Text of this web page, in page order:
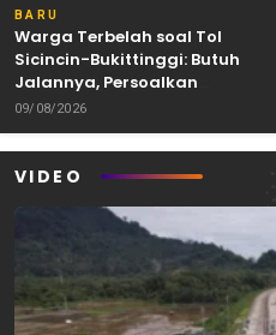
BARU
Warga Terbelah soal Tol
Sicincin-Bukittinggi: Butuh
Jalannya, Persoalkan
Trasenya
09/08/2026
VIDEO